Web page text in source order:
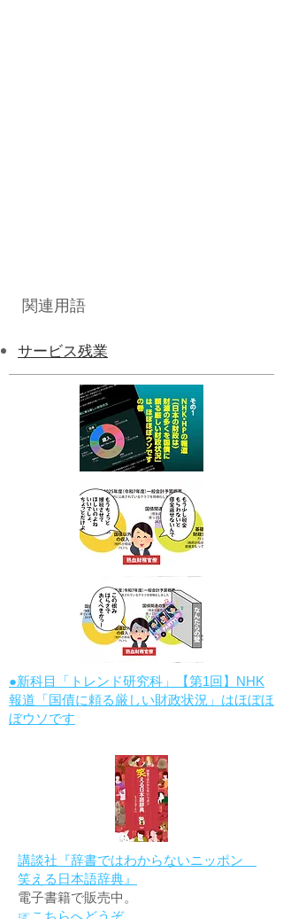
関連用語
サービス残業
●新科目「トレンド研究科」【第1回】NHK
報道「国債に頼る厳しい財政状況」はほぼほ
ぼウソです
講談社『辞書ではわからないニッポン
笑える日本語辞典』
電子書籍で販売中。
☞こちらへどうぞ